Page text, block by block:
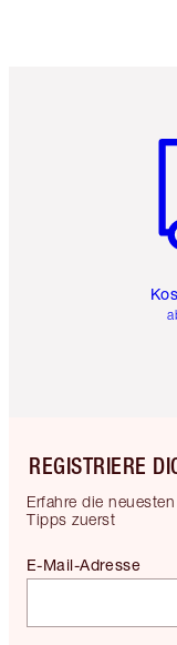
REGISTRIERE
Erfahre die
Tipps zuerst
E-Mail-Adresse